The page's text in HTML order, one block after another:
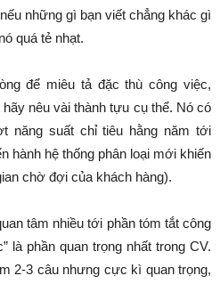
những gì bạn viết chẳng khác gì
quá tẻ nhạt.
để miêu tả đặc thù công việc,
nêu vài thành tựu cụ thể. Nó có
năng suất chỉ tiêu hằng năm tới
hành hệ thống phân loại mới khiến
chờ đợi của khách hàng).
tâm nhiều tới phần tóm tắt công
là phần quan trọng nhất trong CV.
2-3 câu nhưng cực kì quan trọng,